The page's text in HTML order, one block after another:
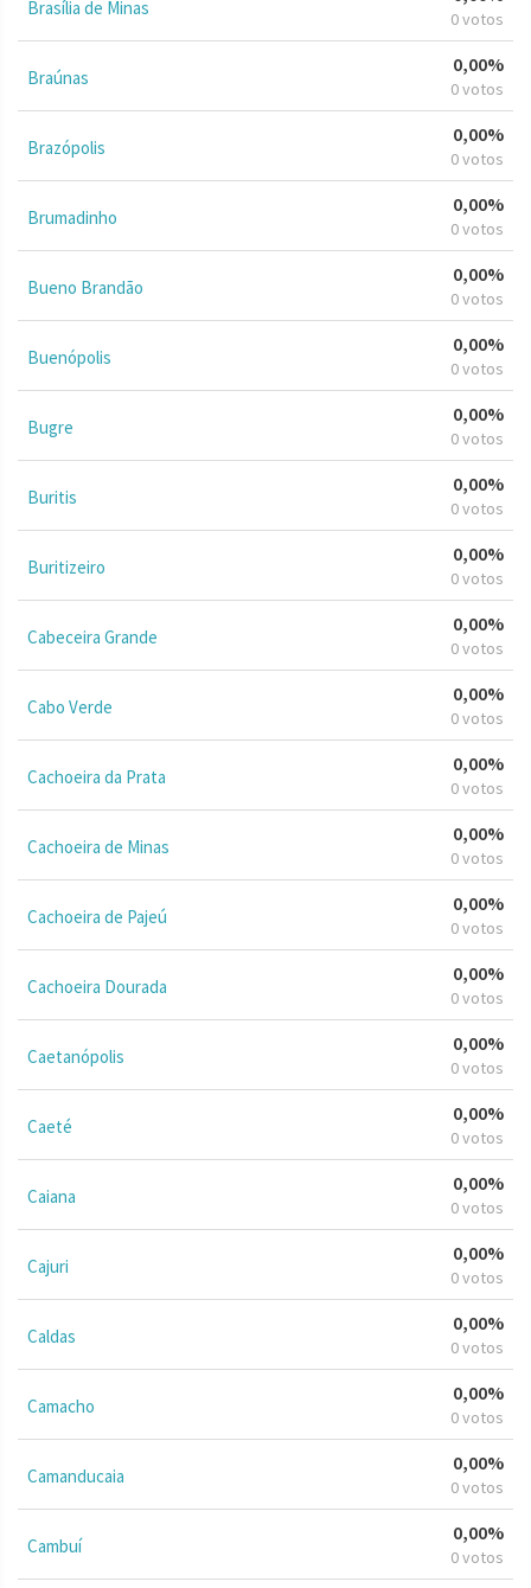
Brasília de Minas 0 votos
Braúnas
0,00%
0 votos
Brazópolis
0,00%
0 votos
Brumadinho
0,00%
0 votos
Bueno Brandão
0,00%
0 votos
Buenópolis
0,00%
0 votos
Bugre
0,00%
0 votos
Buritis
0,00%
0 votos
Buritizeiro
0,00%
0 votos
Cabeceira Grande
0,00%
0 votos
Cabo Verde
0,00%
0 votos
Cachoeira da Prata
0,00%
0 votos
Cachoeira de Minas
0,00%
0 votos
Cachoeira de Pajeú
0,00%
0 votos
Cachoeira Dourada
0,00%
0 votos
Caetanópolis
0,00%
0 votos
Caeté
0,00%
0 votos
Caiana
0,00%
0 votos
Cajuri
0,00%
0 votos
Caldas
0,00%
0 votos
Camacho
0,00%
0 votos
Camanducaia
0,00%
0 votos
Cambuí
0,00%
0 votos